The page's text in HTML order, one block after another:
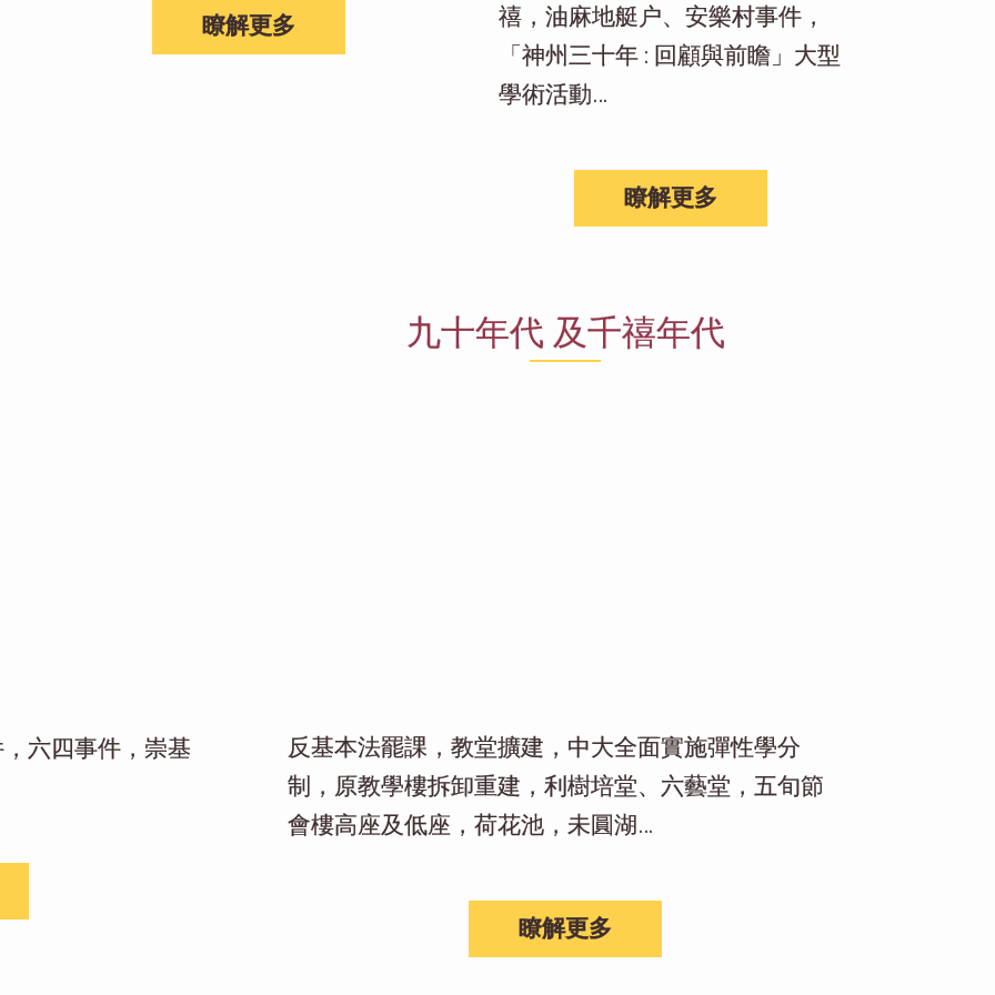
瞭解更多
禧，油麻地艇户、安樂村事件，
「神州三十年 : 回顧與前瞻」大型
學術活動…
瞭解更多
六四事件，崇基
九十年代 及千禧年代
反基本法罷課，教堂擴建，中大全面實施彈性學分
制，原教學樓拆卸重建，利樹培堂、六藝堂，五旬節
會樓高座及低座，荷花池，未圓湖…
瞭解更多